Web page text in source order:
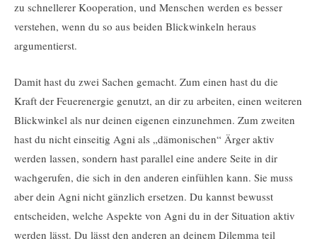
zu schnellerer Kooperation, und Menschen werden es besser
verstehen, wenn du so aus beiden Blickwinkeln heraus
argumentierst.
Damit hast du zwei Sachen gemacht. Zum einen hast du die
Kraft der Feuerenergie genutzt, an dir zu arbeiten, einen weiteren
Blickwinkel als nur deinen eigenen einzunehmen. Zum zweiten
hast du nicht einseitig Agni als „dämonischen“ Ärger aktiv
werden lassen, sondern hast parallel eine andere Seite in dir
wachgerufen, die sich in den anderen einfühlen kann. Sie muss
aber dein Agni nicht gänzlich ersetzen. Du kannst bewusst
entscheiden, welche Aspekte von Agni du in der Situation aktiv
werden lässt. Du lässt den anderen an deinem Dilemma teil